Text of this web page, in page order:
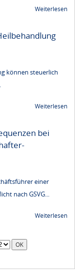
Weiterlesen
können steuerlich
Weiterlesen
bei
einer
nach GSVG...
Weiterlesen